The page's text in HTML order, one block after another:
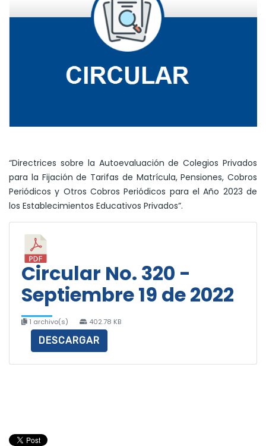
“Directrices sobre la Autoevaluación de Colegios Privados
para la Fijación de Tarifas de Matrícula, Pensiones, Cobros
Periódicos y Otros Cobros Periódicos para el Año 2023 de
los Establecimientos Educativos Privados”.
Circular No. 320 -
Septiembre 19 de 2022
1 archivo(s) 402.78 KB
DESCARGAR